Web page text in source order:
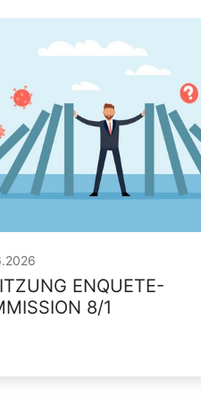
ENQUETE-
8/1